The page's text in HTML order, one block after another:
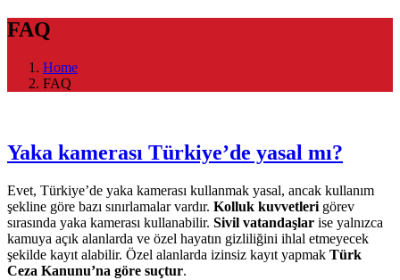
FAQ
Home
FAQ
Yaka kamerası Türkiye’de yasal mı?
Evet, Türkiye’de yaka kamerası kullanmak yasal, ancak kullanım
şekline göre bazı sınırlamalar vardır. Kolluk kuvvetleri görev
sırasında yaka kamerası kullanabilir. Sivil vatandaşlar ise yalnızca
kamuya açık alanlarda ve özel hayatın gizliliğini ihlal etmeyecek
şekilde kayıt alabilir. Özel alanlarda izinsiz kayıt yapmak Türk
Ceza Kanunu’na göre suçtur.